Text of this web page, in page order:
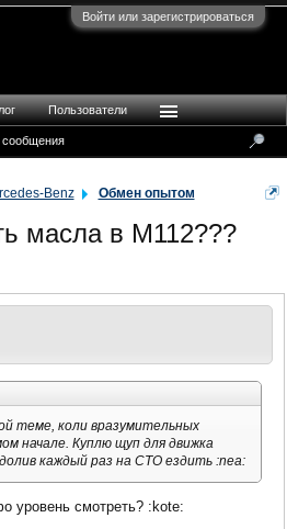
Войти или зарегистрироваться
Benz Обмен опытом
масла в М112???
теме, коли вразумительных
начале. Куплю щуп для движка
каждый раз на СТО ездить :nea:
уровень смотреть? :kote:
Пользователи